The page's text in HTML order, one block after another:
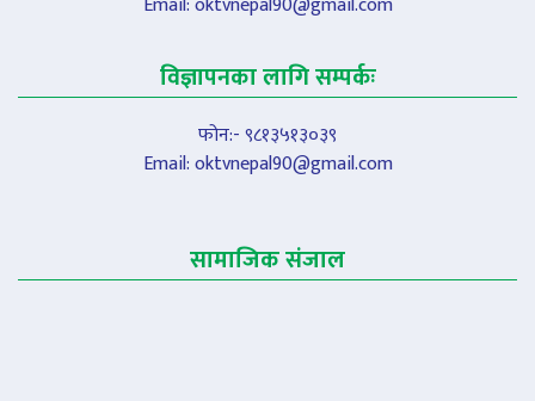
विज्ञापनका लागि सम्पर्कः
फोन:- ९८१३५१३०३९
Email:oktvnepal90@gmail.com
सामाजिक संजाल